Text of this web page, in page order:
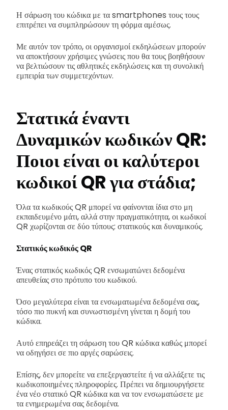
Η σάρωση του κώδικα με τα smartphones τους τους
επιτρέπει να συμπληρώσουν τη φόρμα αμέσως.
Με αυτόν τον τρόπο, οι οργανισμοί εκδηλώσεων μπορούν
να αποκτήσουν χρήσιμες γνώσεις που θα τους βοηθήσουν
να βελτιώσουν τις αθλητικές εκδηλώσεις και τη συνολική
εμπειρία των συμμετεχόντων.
Στατικά έναντι
Δυναμικών κωδικών QR:
Ποιοι είναι οι καλύτεροι
κωδικοί QR για στάδια;
Όλα τα κωδικούς QR μπορεί να φαίνονται ίδια στο μη
εκπαιδευμένο μάτι, αλλά στην πραγματικότητα, οι κωδικοί
QR χωρίζονται σε δύο τύπους: στατικούς και δυναμικούς.
Στατικός κωδικός QR
Ένας στατικός κωδικός QR ενσωματώνει δεδομένα
απευθείας στο πρότυπο του κωδικού.
Όσο μεγαλύτερα είναι τα ενσωματωμένα δεδομένα σας,
τόσο πιο πυκνή και συνωστισμένη γίνεται η δομή του
κώδικα.
Αυτό επηρεάζει τη σάρωση του QR κώδικα καθώς μπορεί
να οδηγήσει σε πιο αργές σαρώσεις.
Επίσης, δεν μπορείτε να επεξεργαστείτε ή να αλλάξετε τις
κωδικοποιημένες πληροφορίες. Πρέπει να δημιουργήσετε
ένα νέο στατικό QR κώδικα και να τον ενσωματώσετε με
τα ενημερωμένα σας δεδομένα.